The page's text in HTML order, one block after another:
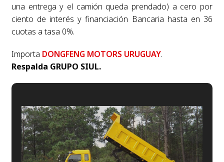
una entrega y el camión queda prendado) a cero por
ciento de interés y financiación Bancaria hasta en 36
cuotas a tasa 0%.
Importa DONGFENG MOTORS URUGUAY.
Respalda GRUPO SIUL.